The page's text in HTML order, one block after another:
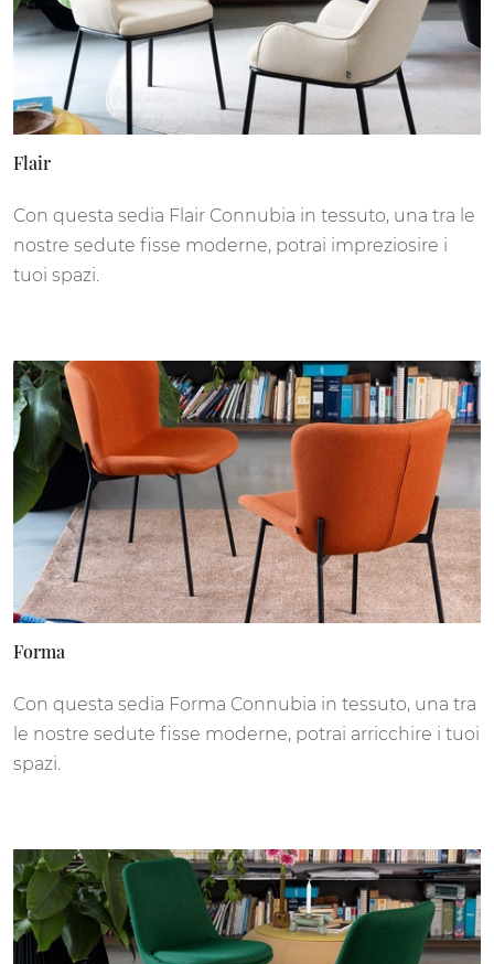
Flair
Con questa sedia Flair Connubia in tessuto, una tra le
nostre sedute fisse moderne, potrai impreziosire i
tuoi spazi.
Forma
Con questa sedia Forma Connubia in tessuto, una tra
le nostre sedute fisse moderne, potrai arricchire i tuoi
spazi.